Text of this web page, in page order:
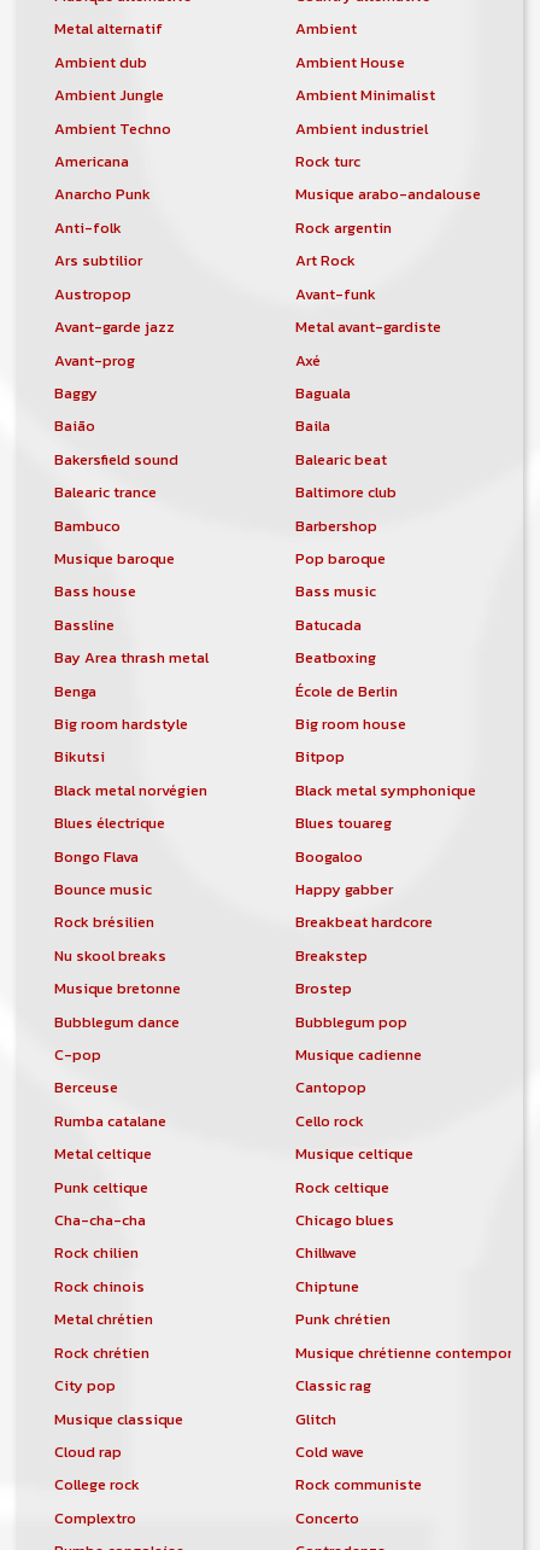
Metal alternatif
Ambient
Ambient dub
Ambient House
Ambient Jungle
Ambient Minimalist
Ambient Techno
Ambient industriel
Americana
Rock turc
Anarcho Punk
Musique arabo-andalouse
Anti-folk
Rock argentin
Ars subtilior
Art Rock
Austropop
Avant-funk
Avant-garde jazz
Metal avant-gardiste
Avant-prog
Axé
Baggy
Baguala
Baião
Baila
Bakersfield sound
Balearic beat
Balearic trance
Baltimore club
Bambuco
Barbershop
Musique baroque
Pop baroque
Bass house
Bass music
Bassline
Batucada
Bay Area thrash metal
Beatboxing
Benga
École de Berlin
Big room hardstyle
Big room house
Bikutsi
Bitpop
Black metal norvégien
Black metal symphonique
Blues électrique
Blues touareg
Bongo Flava
Boogaloo
Bounce music
Happy gabber
Rock brésilien
Breakbeat hardcore
Nu skool breaks
Breakstep
Musique bretonne
Brostep
Bubblegum dance
Bubblegum pop
C-pop
Musique cadienne
Berceuse
Cantopop
Rumba catalane
Cello rock
Metal celtique
Musique celtique
Punk celtique
Rock celtique
Cha-cha-cha
Chicago blues
Rock chilien
Chillwave
Rock chinois
Chiptune
Metal chrétien
Punk chrétien
Rock chrétien
Musique chrétienne
City pop
Classic rag
Musique classique
Glitch
Cloud rap
Cold wave
College rock
Rock communiste
Complextro
Concerto